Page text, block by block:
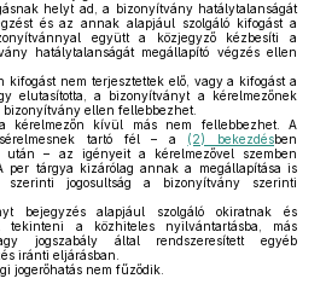
helyt ad, a bizonyítvány hatálytalanságát
és az annak alapjául szolgáló kifogást a
együtt a közjegyző kézbesíti a
hatálytalanságát megállapító végzés ellen
kifogást nem terjesztettek elő, vagy a kifogást a
elutasította, a bizonyítványt a kérelmezőnek
ellen fellebbezhet.
kérelmezőn kívül más nem fellebbezhet. A
sérelmesnek tartó fél – a (2) bekezdésben
után – az igényeit a kérelmezővel szemben
per tárgya kizárólag annak a megállapítása is
jogosultság a bizonyítvány szerinti
bejegyzés alapjául szolgáló okiratnak és
tekinteni a közhiteles nyilvántartásba, más
jogszabály által rendszeresített egyéb
iránti eljárásban.
jogerőhatás nem fűződik.